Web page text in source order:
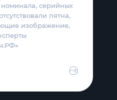
номинала, серийных
пятна,
изображение,